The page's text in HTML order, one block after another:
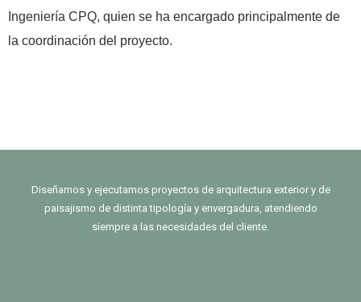
Ingeniería CPQ, quien se ha encargado principalmente de
la coordinación del proyecto.
Diseñamos y ejecutamos proyectos de arquitectura exterior y de
paisajismo de distinta tipología y envergadura, atendiendo
siempre a las necesidades del cliente.